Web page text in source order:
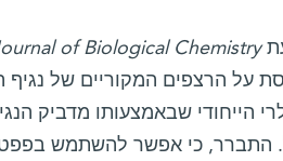
of Biological Chemistry
הייחודי שבאמצעותו מדביק
התברר, כי אפשר להשתמש